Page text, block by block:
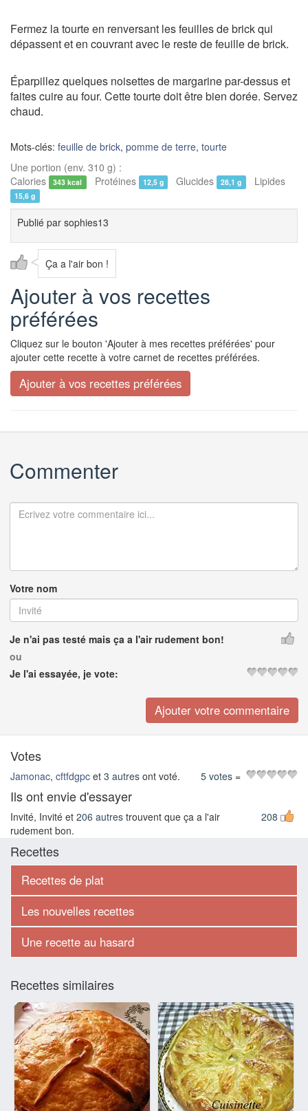
Fermez la tourte en renversant les feuilles de brick qui
dépassent et en couvrant avec le reste de feuille de brick.
Éparpillez quelques noisettes de margarine par-dessus et
faites cuire au four. Cette tourte doit être bien dorée. Servez
chaud.
Mots-clés: feuille de brick, pomme de terre, tourte
Une portion (env. 310 g) :
Calories
343 kcal Protéines 12,5 g Glucides 28,1 g Lipides
15,6 g
Publié par sophies13
Ça a l'air bon !
Ajouter à vos recettes
préférées
Cliquez sur le bouton 'Ajouter à mes recettes préférées' pour
ajouter cette recette à votre carnet de recettes préférées.
Commenter
Votre nom
Je n'ai pas testé mais ça a l'air rudement bon!
ou
Je l'ai essayée, je vote:
Votes
Jamonac, cftfdgpc et 3 autres ont voté. =
5 votes
Ils ont envie d'essayer
208
Invité, Invité et 206 autres trouvent que ça a l'air
rudement bon.
Recettes
Recettes de plat
Les nouvelles recettes
Une recette au hasard
Recettes similaires